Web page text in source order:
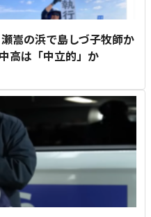
嵩の浜で島しづ子牧師か
高は「中立的」か